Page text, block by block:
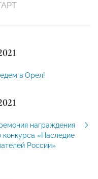
в Орёл!
награждения
конкурса «Наследие
России»